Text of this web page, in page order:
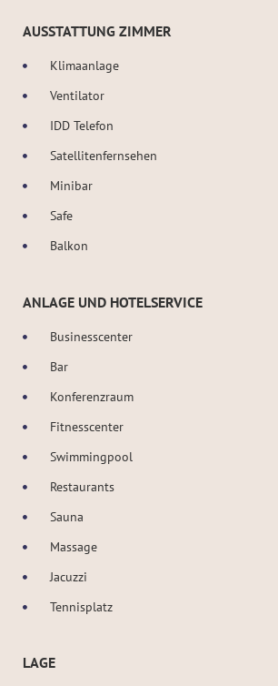
AUSSTATTUNG ZIMMER
Klimaanlage
Ventilator
IDD Telefon
Satellitenfernsehen
Minibar
Safe
Balkon
ANLAGE UND HOTELSERVICE
Businesscenter
Bar
Konferenzraum
Fitnesscenter
Swimmingpool
Restaurants
Sauna
Massage
Jacuzzi
Tennisplatz
LAGE